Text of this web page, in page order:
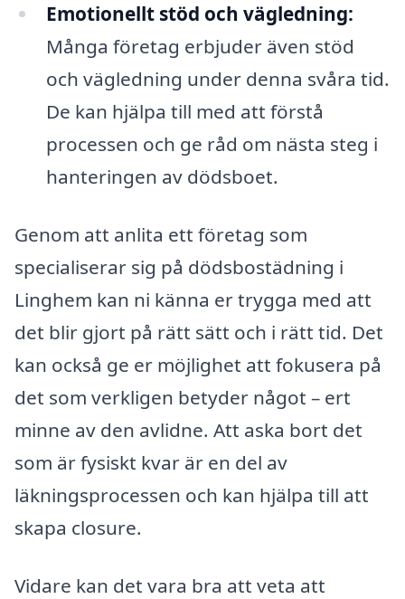
Emotionellt stöd och vägledning:
Många företag erbjuder även stöd
och vägledning under denna svåra tid.
De kan hjälpa till med att förstå
processen och ge råd om nästa steg i
hanteringen av dödsboet.
Genom att anlita ett företag som
specialiserar sig på dödsbostädning i
Linghem kan ni känna er trygga med att
det blir gjort på rätt sätt och i rätt tid. Det
kan också ge er möjlighet att fokusera på
det som verkligen betyder något – ert
minne av den avlidne. Att aska bort det
som är fysiskt kvar är en del av
läkningsprocessen och kan hjälpa till att
skapa closure.
Vidare kan det vara bra att veta att